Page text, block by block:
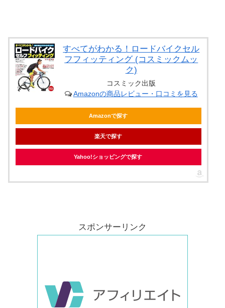
すべてがわかる！ロードバイクセル
フフィッティング (コスミックムッ
ク)
コスミック出版
Amazonの商品レビュー・口コミを見る
Amazonで探す
楽天で探す
Yahoo!ショッピングで探す
スポンサーリンク